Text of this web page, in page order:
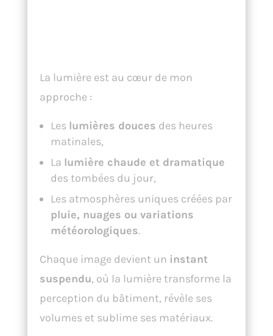
La lumière est au cœur de mon
approche :
Les lumières douces des heures
matinales,
La lumière chaude et dramatique
des tombées du jour,
Les atmosphères uniques créées par
pluie, nuages ou variations
météorologiques.
Chaque image devient un instant
suspendu, où la lumière transforme la
perception du bâtiment, révèle ses
volumes et sublime ses matériaux.